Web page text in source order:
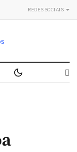
REDES SOCIAIS